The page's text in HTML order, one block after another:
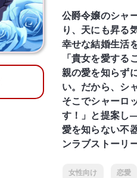
公爵令嬢のシャ
り、天にも昇る
幸せな結婚生活
「貴女を愛する
親の愛を知らず
い。だから、シ
そこでシャーロ
す！」と提案し
愛を知らない不
ンラブストーリー
女性向け 恋愛